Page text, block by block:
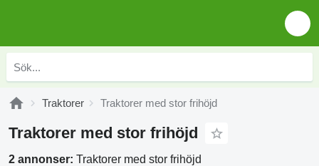
Traktorer Traktorer med stor frihöjd
Traktorer med stor frihöjd
2 annonser: Traktorer med stor frihöjd